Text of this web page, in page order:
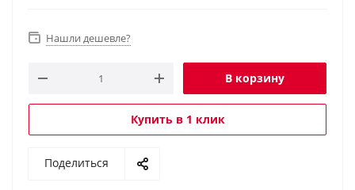
Нашли дешевле?
В корзину
Купить в 1 клик
Поделиться